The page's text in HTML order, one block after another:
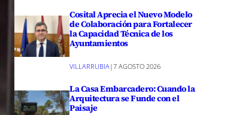
Cosital Aprecia el Nuevo Modelo
de Colaboración para Fortalecer
la Capacidad Técnica de los
Ayuntamientos
VILLARRUBIA |7 AGOSTO 2026
La Casa Embarcadero: Cuando la
Arquitectura se Funde con el
Paisaje